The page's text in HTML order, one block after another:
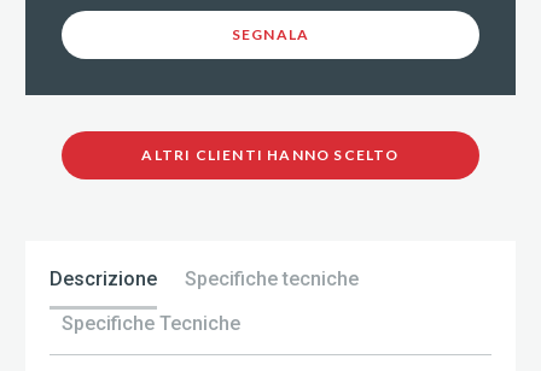
SEGNALA
ALTRI CLIENTI HANNO SCELTO
Descrizione
Specifiche tecniche
Specifiche Tecniche